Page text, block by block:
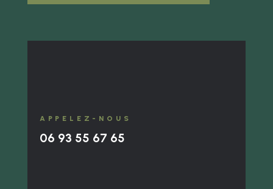
APPELEZ-NOUS
06 93 55 67 65